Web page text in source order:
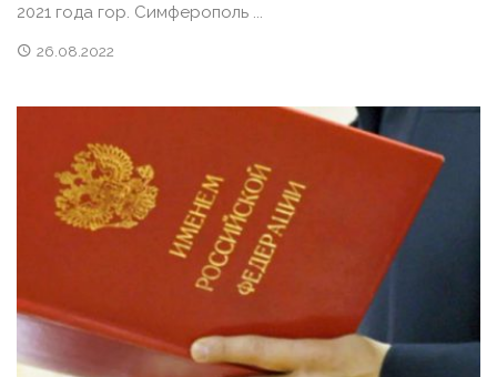
2021 года гор. Симферополь ...
26.08.2022